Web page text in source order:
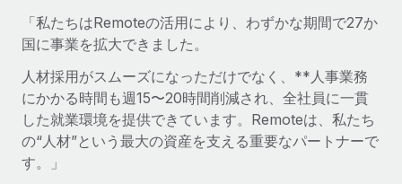
「私たちはRemoteの活用により、わずかな期間で27か
国に事業を拡大できました。
人材採用がスムーズになっただけでなく、**人事業務
にかかる時間も週15〜20時間削減され、全社員に一貫
した就業環境を提供できています。Remoteは、私たち
の“人材”という最大の資産を支える重要なパートナーで
す。」